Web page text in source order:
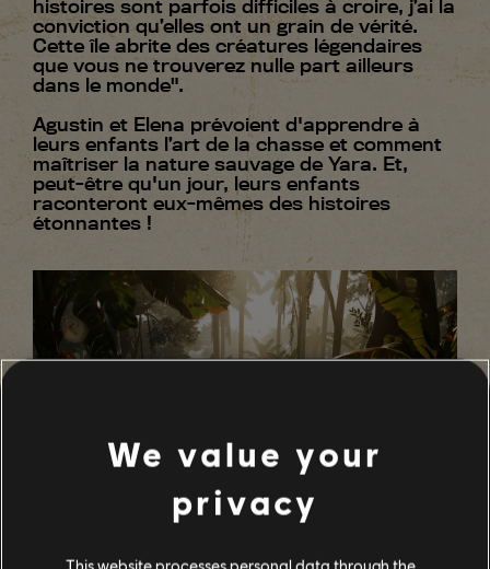
histoires sont parfois difficiles à croire, j’ai la
conviction qu’elles ont un grain de vérité.
Cette île abrite des créatures légendaires
que vous ne trouverez nulle part ailleurs
dans le monde".
Agustin et Elena prévoient d'apprendre à
leurs enfants l’art de la chasse et comment
maîtriser la nature sauvage de Yara. Et,
peut-être qu'un jour, leurs enfants
raconteront eux-mêmes des histoires
étonnantes !
We value your
privacy
This website processes personal data through the